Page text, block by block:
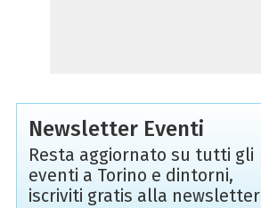
Newsletter Eventi
Resta aggiornato su tutti gli
eventi a Torino e dintorni,
iscriviti gratis alla newsletter